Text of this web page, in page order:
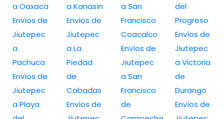
a Oaxaca
Envíos de
Jiutepec
a
Pachuca
Envíos de
Jiutepec
a Playa
a Kanasín
Envíos de
Jiutepec
a La
Piedad
de
Cabadas
Envíos de
a San
Francisco
Coacalco
Envíos de
Jiutepec
a San
Francisco
de
del
Progreso
Envíos de
Jiutepec
a Victoria
de
Durango
Envíos de